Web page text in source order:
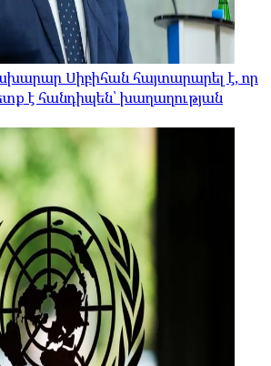
Սիբիհան հայտարարել է, որ
է հանդիպեն՝ խաղաղության